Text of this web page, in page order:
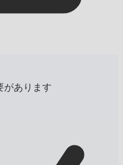
があります